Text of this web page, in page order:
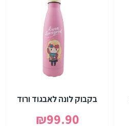
בקבוק לונה לאבגוד ורוד
₪99.90